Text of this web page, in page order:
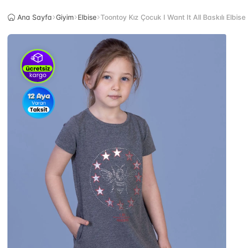
Ana Sayfa Giyim Elbise Toontoy Kız Çocuk I Want It All Baskılı Elbise